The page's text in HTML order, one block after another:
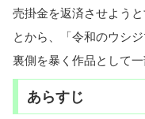
売掛金を返済させよう
とから、「令和のウシ
裏側を暴く作品として
あらすじ